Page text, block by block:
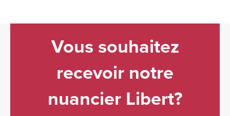
Vous souhaitez
recevoir notre
nuancier Libert?